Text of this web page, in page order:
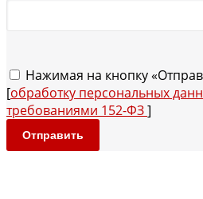
Нажимая на кнопку
[обработку персональных
требованиями 152-ФЗ]
Отправить